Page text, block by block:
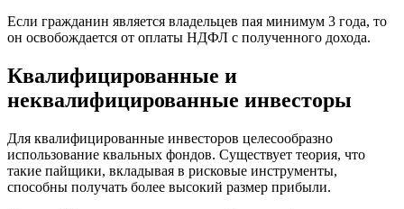
Если гражданин является владельцев пая минимум 3 года, то
он освобождается от оплаты НДФЛ с полученного дохода.
Квалифицированные и
неквалифицированные инвесторы
Для квалифицированные инвесторов целесообразно
использование квальных фондов. Существует теория, что
такие пайщики, вкладывая в рисковые инструменты,
способны получать более высокий размер прибыли.